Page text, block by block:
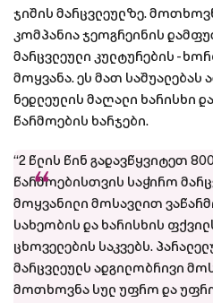
ჯიშის მარცვლეულზე.
კომპანია ჯეოგრეინის
მარცვლეული კულტურების -
მოყვანა. ეს მათ
ნედლეულის მაღალი ხარისხი
წარმოების ხარჯები.
“2 წლის წინ გადავწყვიტეთ
წარმოებისთვის საჭირო
მოყვანილი მოსავლით
სახეობის და ხარისხის
ცხოველების საკვებს.
მარცვლეულს ადგილობრივი
მოთხოვნა სულ უფრო და უფრო